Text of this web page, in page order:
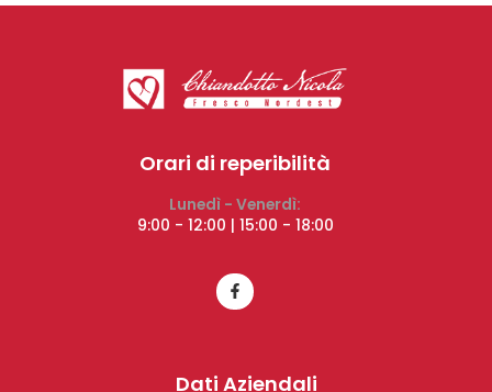
Orari di reperibilità
Lunedì - Venerdì:
9:00 - 12:00 | 15:00 - 18:00
Dati Aziendali